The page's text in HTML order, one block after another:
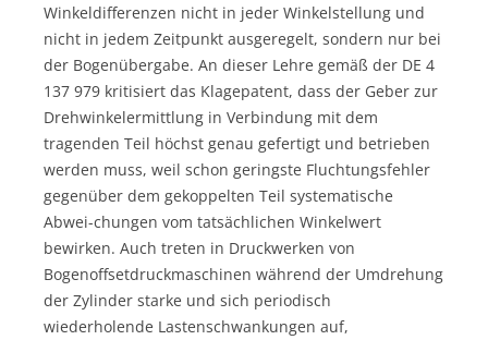
Winkeldifferenzen nicht in jeder Winkelstellung und
nicht in jedem Zeitpunkt ausgeregelt, sondern nur bei
der Bogenübergabe. An dieser Lehre gemäß der DE 4
137 979 kritisiert das Klagepatent, dass der Geber zur
Drehwinkelermittlung in Verbindung mit dem
tragenden Teil höchst genau gefertigt und betrieben
werden muss, weil schon geringste Fluchtungsfehler
gegenüber dem gekoppelten Teil systematische
Abwei-chungen vom tatsächlichen Winkelwert
bewirken. Auch treten in Druckwerken von
Bogenoffsetdruckmaschinen während der Umdrehung
der Zylinder starke und sich periodisch
wiederholende Lastenschwankungen auf,